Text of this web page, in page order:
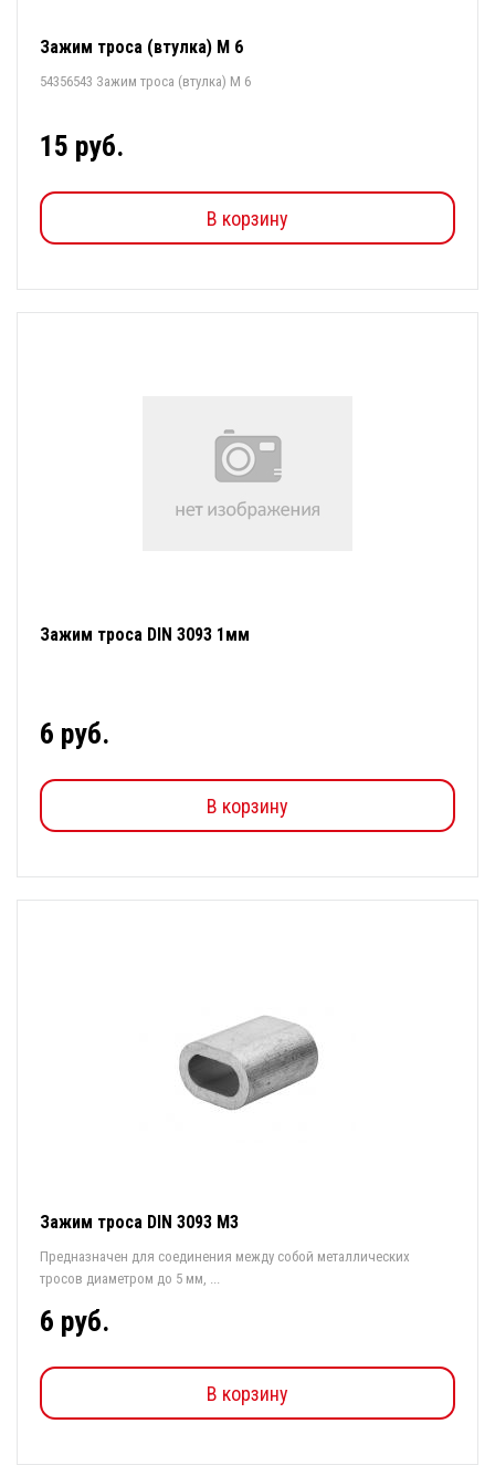
Зажим троса (втулка) М 6
54356543 Зажим троса (втулка) М 6
15 руб.
В корзину
Зажим троса DIN 3093 1мм
6 руб.
В корзину
Зажим троса DIN 3093 M3
Предназначен для соединения между собой металлических
тросов диаметром до 5 мм, ...
6 руб.
В корзину